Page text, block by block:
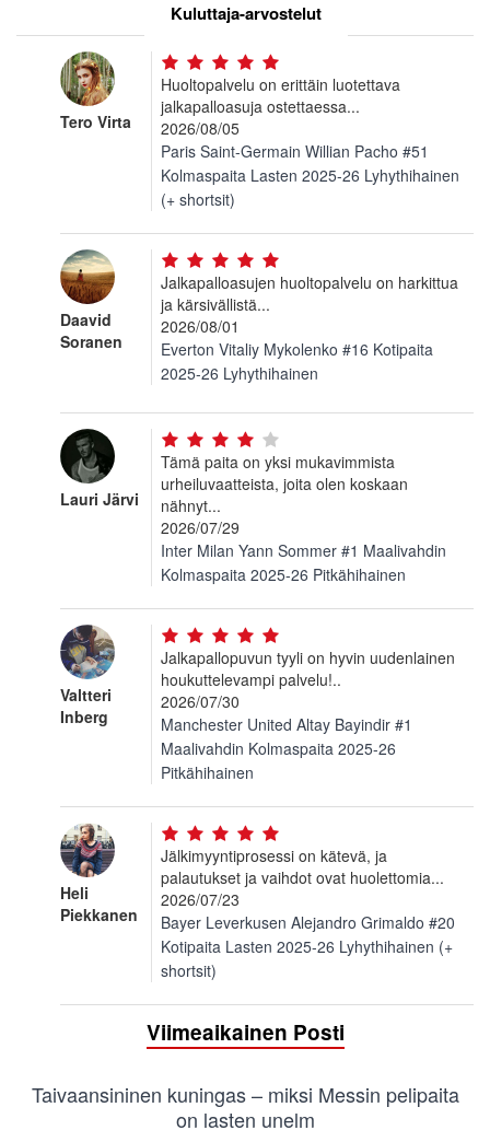
Kuluttaja-arvostelut
Tero Virta
Huoltopalvelu on erittäin luotettava
jalkapalloasuja ostettaessa...
2026/08/05
Paris Saint-Germain Willian Pacho #51
Kolmaspaita Lasten 2025-26 Lyhythihainen
(+ shortsit)
Daavid
Soranen
Jalkapalloasujen huoltopalvelu on harkittua
ja kärsivällistä...
2026/08/01
Everton Vitaliy Mykolenko #16 Kotipaita
2025-26 Lyhythihainen
Lauri Järvi
Tämä paita on yksi mukavimmista
urheiluvaatteista, joita olen koskaan
nähnyt...
2026/07/29
Inter Milan Yann Sommer #1 Maalivahdin
Kolmaspaita 2025-26 Pitkähihainen
Valtteri
Inberg
Jalkapallopuvun tyyli on hyvin uudenlainen
houkuttelevampi palvelu!..
2026/07/30
Manchester United Altay Bayindir #1
Maalivahdin Kolmaspaita 2025-26
Pitkähihainen
Heli
Piekkanen
Jälkimyyntiprosessi on kätevä, ja
palautukset ja vaihdot ovat huolettomia...
2026/07/23
Bayer Leverkusen Alejandro Grimaldo #20
Kotipaita Lasten 2025-26 Lyhythihainen (+
shortsit)
Viimeaikainen Posti
Taivaansininen kuningas – miksi Messin pelipaita
on lasten unelm